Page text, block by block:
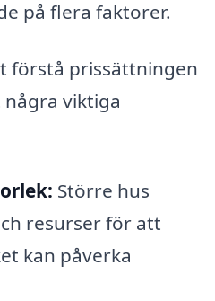
på flera faktorer.
förstå prissättningen
viktiga
Större hus
resurser för att
kan påverka